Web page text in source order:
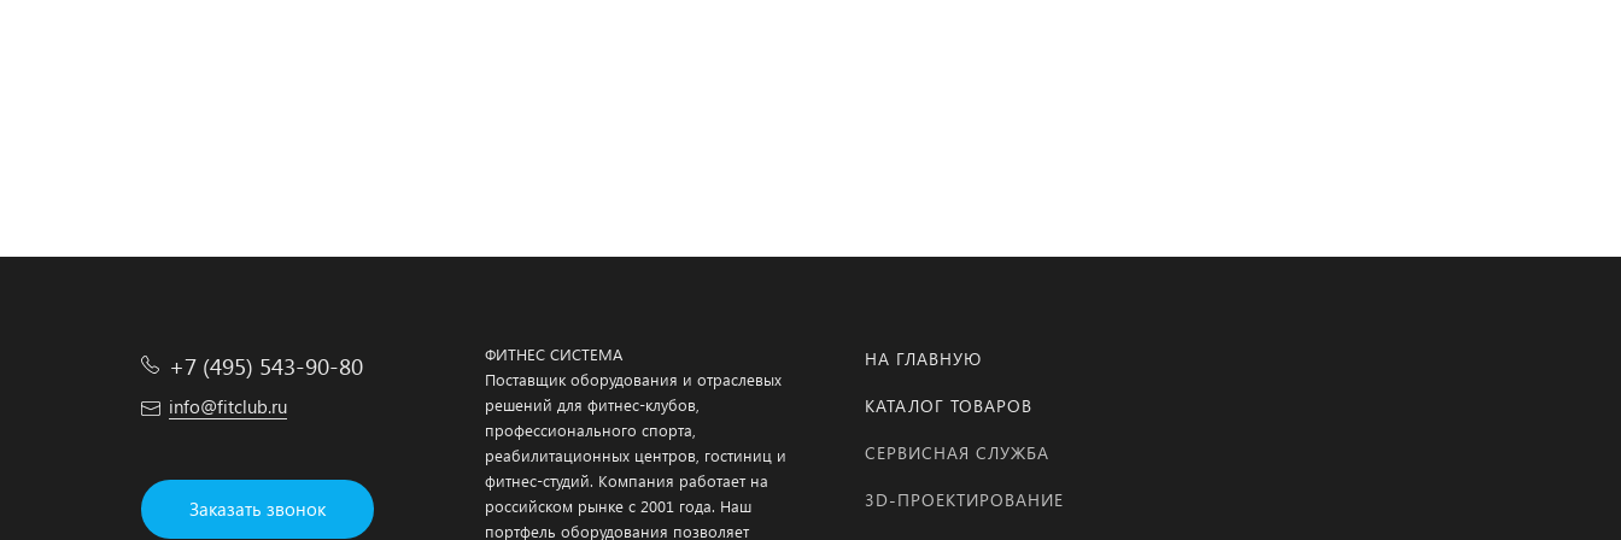
+7 (495) 543-90-80
info@fitclub.ru
Заказать звонок
ФИТНЕС СИСТЕМА
Поставщик оборудования и отраслевых
решений для фитнес-клубов,
профессионального спорта,
реабилитационных центров, гостиниц и
фитнес-студий. Компания работает на
российском рынке с 2001 года. Наш
портфель оборудования позволяет
НА ГЛАВНУЮ
КАТАЛОГ ТОВАРОВ
СЕРВИСНАЯ СЛУЖБА
3D-ПРОЕКТИРОВАНИЕ